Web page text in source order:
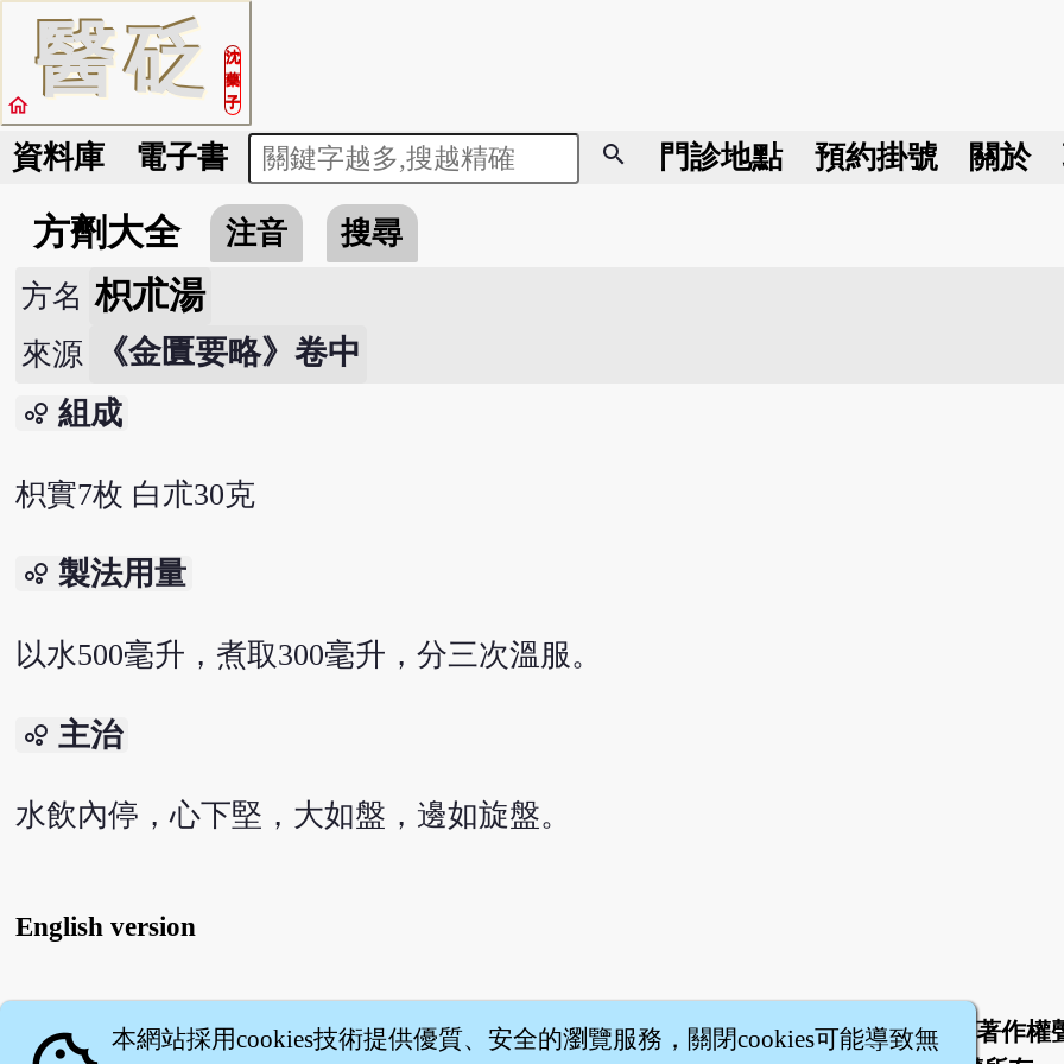
醫砭
沈
藥
子
home
資料庫 電子書 search 門診地點 預約掛號 關於
方劑大全 注音
搜尋
方名 枳朮湯
來源 《金匱要略》卷中
bubble_chart 組成
枳實7枚 白朮30克
bubble_chart 製法用量
以水500毫升，煮取300毫升，分三次溫服。
bubble_chart 主治
水飲內停，心下堅，大如盤，邊如旋盤。
English version
關於 | 聯絡我們 服務條款 隱私權條款
著作權
本網站採用cookies技術提供優質、安全的瀏覽服務，關閉cookies可能導致無